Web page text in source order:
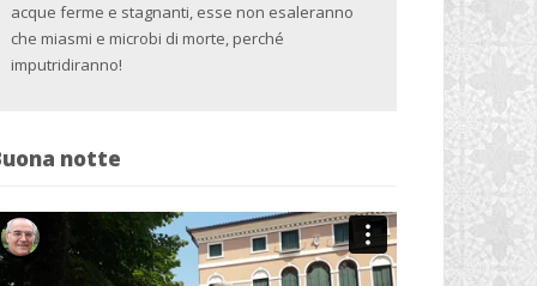
acque ferme e stagnanti, esse non esaleranno
che miasmi e microbi di morte, perché
imputridiranno!
notte